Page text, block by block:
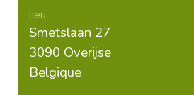
lieu
Smetslaan 27
3090 Overijse
Belgique